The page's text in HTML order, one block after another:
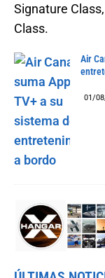
Signature
Class.
Air
01/